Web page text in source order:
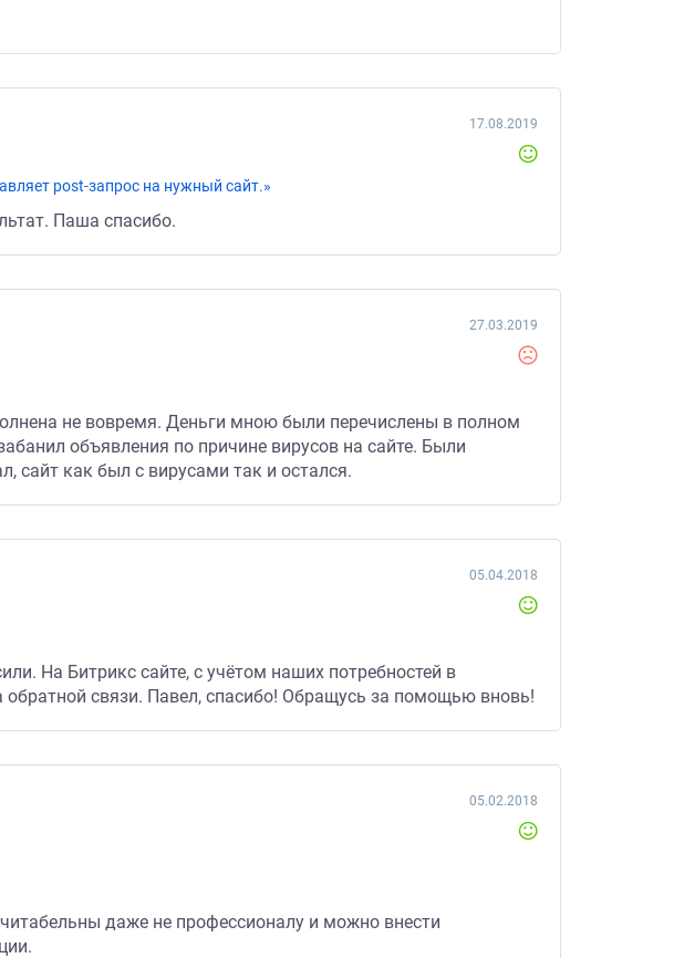
post-запрос на нужный сайт.»
17.08.2019
Паша спасибо.
27.03.2019
не вовремя. Деньги мною были перечислены в полном
объявления по причине вирусов на сайте. Были
сайт как был с вирусами так и остался.
05.04.2018
На Битрикс сайте, с учётом наших потребностей в
связи. Павел, спасибо! Обращусь за помощью вновь!
05.02.2018
даже не профессионалу и можно внести